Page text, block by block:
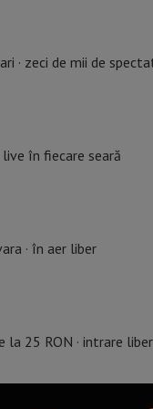
· zeci de mii de
în fiecare seară
· în aer liber
la 25 RON · intrare